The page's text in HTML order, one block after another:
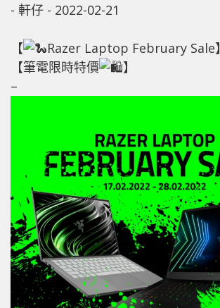
- 軒仔 - 2022-02-21
【
Razer Laptop February Sale】
【筆電限時特價
】
–